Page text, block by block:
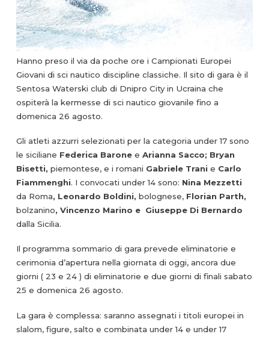
Hanno preso il via da poche ore i Campionati Europei
Giovani di sci nautico discipline classiche. Il sito di gara è il
Sentosa Waterski club di Dnipro City in Ucraina che
ospiterà la kermesse di sci nautico giovanile fino a
domenica 26 agosto.
Gli atleti azzurri selezionati per la categoria under 17 sono
le siciliane Federica Barone e Arianna Sacco; Bryan
Bisetti, piemontese, e i romani Gabriele Trani e Carlo
Fiammenghi. I convocati under 14 sono: Nina Mezzetti
da Roma, Leonardo Boldini, bolognese,Florian Parth,
bolzanino, Vincenzo Marino e Giuseppe Di Bernardo
dalla Sicilia.
Il programma sommario di gara prevede eliminatorie e
cerimonia d’apertura nella giornata di oggi, ancora due
giorni ( 23 e 24 ) di eliminatorie e due giorni di finali sabato
25 e domenica 26 agosto.
La gara è complessa: saranno assegnati i titoli europei in
slalom, figure, salto e combinata under 14 e under 17